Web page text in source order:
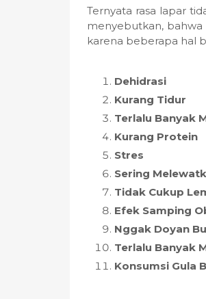
Ternyata rasa lapar
menyebutkan,
karena beberapa hal
Dehidrasi
Kurang Tidur
Terlalu Banyak
Kurang Protein
Stres
Sering
Tidak Cukup
Efek Samping
Nggak Doyan
Terlalu Banyak
Konsumsi Gula